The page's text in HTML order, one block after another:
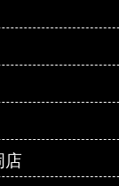
店